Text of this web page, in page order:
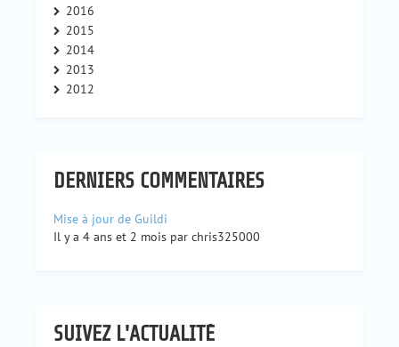
2016
2015
2014
2013
2012
DERNIERS COMMENTAIRES
Mise à jour de Guildi
Il y a 4 ans et 2 mois par chris325000
SUIVEZ L'ACTUALITÉ